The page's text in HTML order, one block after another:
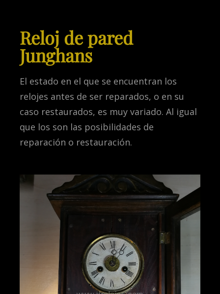
Reloj de pared
Junghans
El estado en el que se encuentran los
relojes antes de ser reparados, o en su
caso restaurados, es muy variado. Al igual
que los son las posibilidades de
reparación o restauración.